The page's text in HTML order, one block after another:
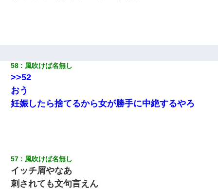
58 風吹けば名無し
>>52
おう
妊娠したら捨てるから女が勝手に中絶するやろ
57 風吹けば名無し
イッチ屑やなあ
刺されても文句言えん